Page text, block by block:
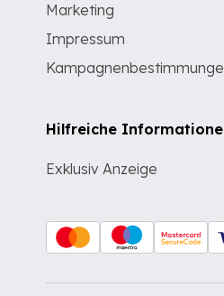
Marketing
Impressum
Hilfreiche
Exklusiv Anzeige